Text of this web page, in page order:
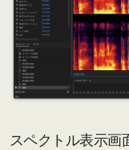
スペクトル表示画